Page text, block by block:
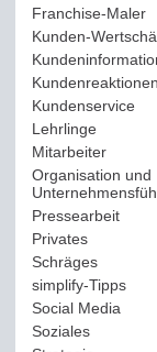
Franchise-Maler
Kunden-
Kundenreaktionen
Kundenservice
Lehrlinge(54)
Mitarbeiter(163)
Organisation und
Pressearbeit(12)
Privates(193)
Schräges(161)
simplify-Tipps
Social Media
Soziales(37)